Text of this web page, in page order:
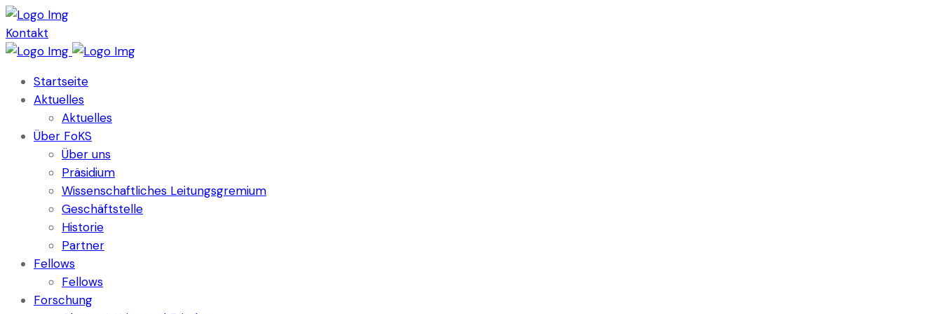
Kontakt
Startseite
Aktuelles
Aktuelles
Über FoKS
Über uns
Präsidium
Wissenschaftliches Leitungsgremium
Geschäftstelle
Historie
Partner
Fellows
Fellows
Forschung